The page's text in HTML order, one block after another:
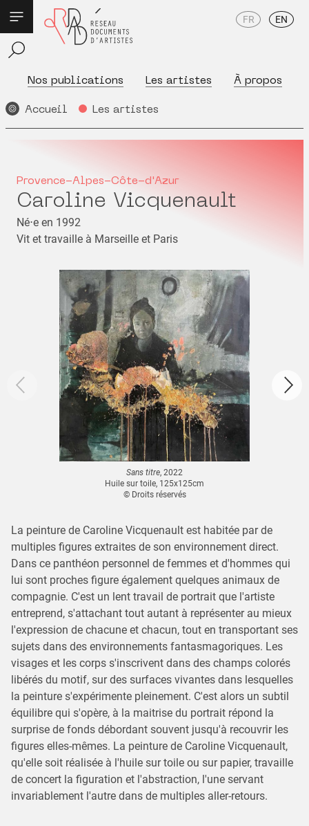
Nos publications Les artistes À propos
FR EN
Accueil Les artistes
Provence-Alpes-Côte-d'Azur
Caroline Vicquenault
Né⋅e en 1992
Vit et travaille à Marseille et Paris
Sans titre, 2022
Huile sur toile, 125x125cm
© Droits réservés
La peinture de Caroline Vicquenault est habitée par de
multiples figures extraites de son environnement direct.
Dans ce panthéon personnel de femmes et d'hommes qui
lui sont proches figure également quelques animaux de
compagnie. C'est un lent travail de portrait que l'artiste
entreprend, s'attachant tout autant à représenter au mieux
l'expression de chacune et chacun, tout en transportant ses
sujets dans des environnements fantasmagoriques. Les
visages et les corps s'inscrivent dans des champs colorés
libérés du motif, sur des surfaces vivantes dans lesquelles
la peinture s'expérimente pleinement. C'est alors un subtil
équilibre qui s'opère, à la maitrise du portrait répond la
surprise de fonds débordant souvent jusqu'à recouvrir les
figures elles-mêmes. La peinture de Caroline Vicquenault,
qu'elle soit réalisée à l'huile sur toile ou sur papier, travaille
de concert la figuration et l'abstraction, l'une servant
invariablement l'autre dans de multiples aller-retours.